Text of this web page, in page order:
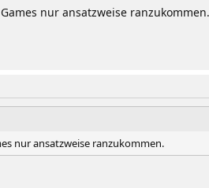
nur ansatzweise ranzukommen.
nur ansatzweise ranzukommen.